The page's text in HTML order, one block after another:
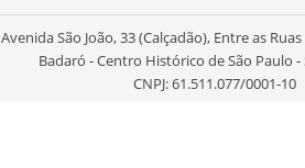
Avenida São João, 33 (Calçadão), Entre as
Badaró - Centro Histórico de São Paulo -
CNPJ: 61.511.077/0001-10